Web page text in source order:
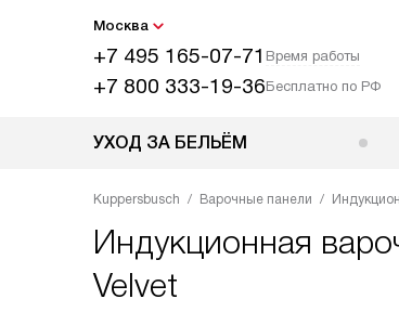
Москва
+7 495 165-07-71 Время работы
+7 800 333-19-36Бесплатно по РФ
УХОД ЗА БЕЛЬЁМ
Kuppersbusch Варочные панели
Индукционная
Velvet